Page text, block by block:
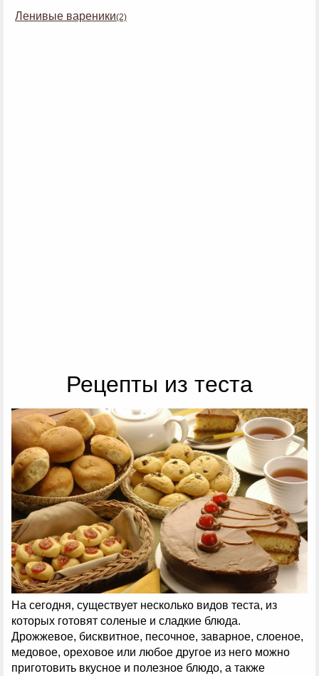
Ленивые вареники(2)
Рецепты из теста
На сегодня, существует несколько видов теста, из
которых готовят соленые и сладкие блюда.
Дрожжевое, бисквитное, песочное, заварное, слоеное,
медовое, ореховое или любое другое из него можно
приготовить вкусное и полезное блюдо, а также